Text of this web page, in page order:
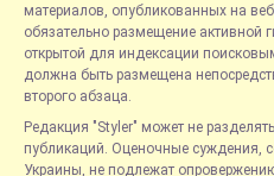
материалов, опубликованных на
обязательно размещение активной
открытой для индексации
должна быть размещена
второго абзаца.
Редакция "Styler" может не
публикаций. Оценочные суждения,
Украины, не подлежат